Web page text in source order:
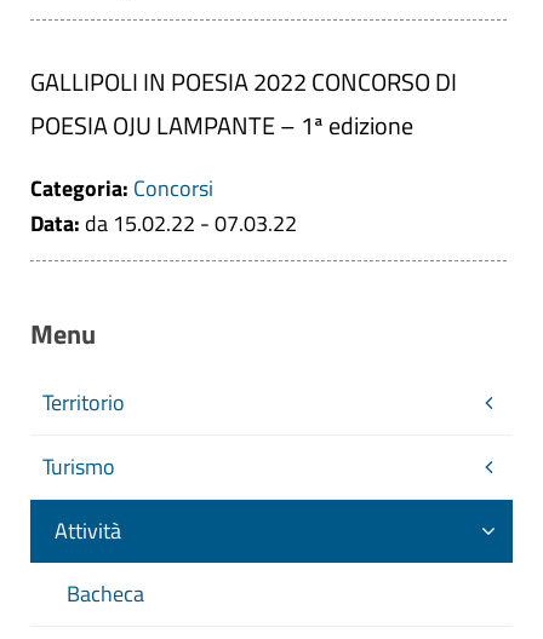
GALLIPOLI IN POESIA 2022 CONCORSO DI
POESIA OJU LAMPANTE – 1ª edizione
Categoria: Concorsi
Data: da 15.02.22 - 07.03.22
Menu
Territorio
Turismo
Attività
Bacheca